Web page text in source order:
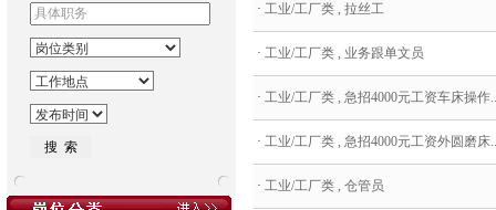
· 工业/工厂类 , 拉丝工
· 工业/工厂类 , 业务跟单文员
· 工业/工厂类 , 急招4000元工资车床操作
· 工业/工厂类 , 急招4000元工资外圆磨床
· 工业/工厂类 , 仓管员